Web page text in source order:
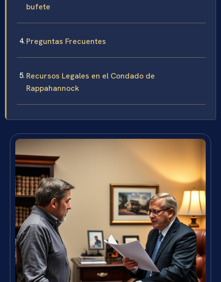
bufete
Preguntas Frecuentes
Recursos Legales en el Condado de
Rappahannock